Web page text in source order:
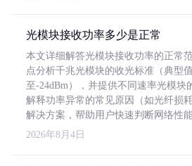
光模块接收功率多少是正常
本文详细解答光模块接收功率的正常
点分析千兆光模块的收光标准（典型
至-24dBm），并提供不同速率光模块
解释功率异常的常见原因（如光纤损
解决方案，帮助用户快速判断网络性能
2026年8月4日